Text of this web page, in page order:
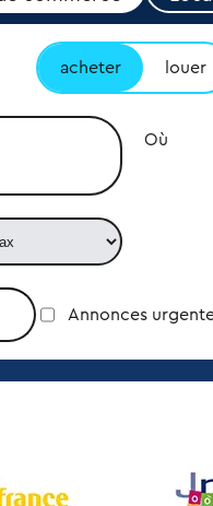
acheter louer
Où
Annonces